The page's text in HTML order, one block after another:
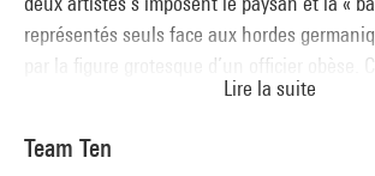
Le Club ouvrier d’Alexandre Rodtchenko
(commissaires de l'exposition : Nicolas
Champion, Louise Legeleux et Valérie Gross)
Ne visitez pas l'Exposition coloniale
représentés seuls face aux hordes
par la figure grotesque d’un officier obèse.
témoignent de l’engagement intellectuel de
aux sources de l’art populaire, à l’instar des
Lire la suite
Team Ten